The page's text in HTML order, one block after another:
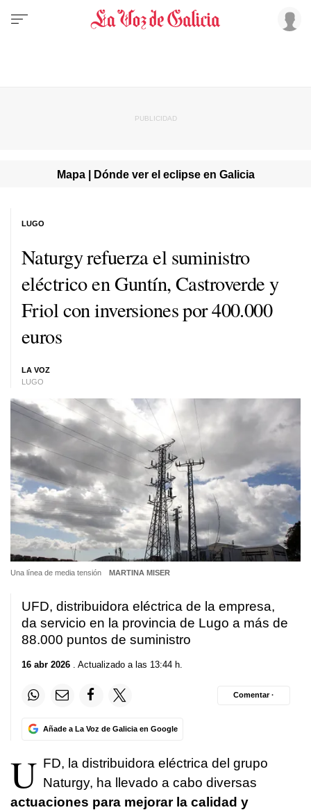
Mapa | Dónde ver el eclipse en Galicia
Naturgy refuerza el suministro
eléctrico en Guntín, Castroverde y
Friol con inversiones por 400.000
euros
LA VOZ
LUGO
LUGO
Una línea de media tensión MARTINA MISER
UFD, distribuidora eléctrica de la empresa,
da servicio en la provincia de Lugo a más de
88.000 puntos de suministro
16 abr 2026 . Actualizado a las 13:44 h.
Añade a La Voz de Galicia en Google
Comentar ·
U FD, la distribuidora eléctrica del grupo
Naturgy, ha llevado a cabo diversas
actuaciones para mejorar la calidad y